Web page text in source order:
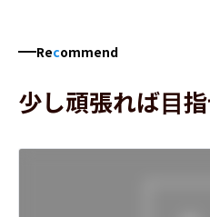
Recommend
少し頑張れば目